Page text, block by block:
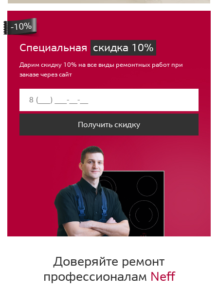
Специальная скидка 10%
Дарим скидку 10% на все виды ремонтных работ при
заказе через сайт
Получить скидку
Доверяйте ремонт
профессионалам Neff